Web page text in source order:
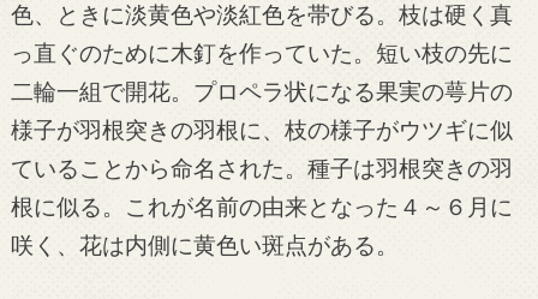
色、ときに淡黄色や淡紅色を帯びる。枝は硬く真
っ直ぐのために木釘を作っていた。短い枝の先に
二輪一組で開花。プロペラ状になる果実の萼片の
様子が羽根突きの羽根に、枝の様子がウツギに似
ていることから命名された。種子は羽根突きの羽
根に似る。これが名前の由来となった４～６月に
咲く、花は内側に黄色い斑点がある。